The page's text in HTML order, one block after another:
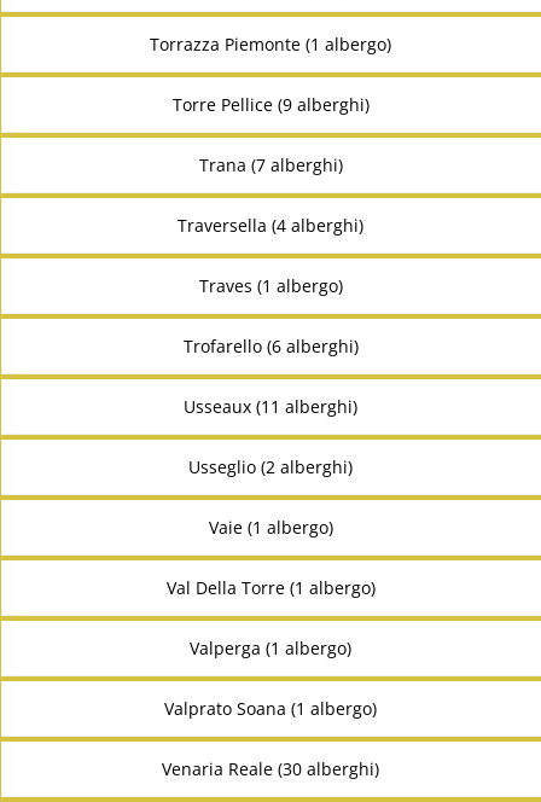
Torrazza Piemonte (1 albergo)
Torre Pellice (9 alberghi)
Trana (7 alberghi)
Traversella (4 alberghi)
Traves (1 albergo)
Trofarello (6 alberghi)
Usseaux (11 alberghi)
Usseglio (2 alberghi)
Vaie (1 albergo)
Val Della Torre (1 albergo)
Valperga (1 albergo)
Valprato Soana (1 albergo)
Venaria Reale (30 alberghi)